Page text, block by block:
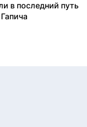
в последний путь